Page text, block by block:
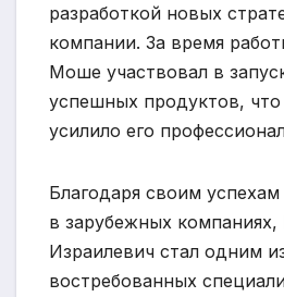
разработкой новых
компании. За время
Моше участвовал в
успешных продуктов, что
усилило его
Благодаря своим
в зарубежных
Израилевич стал одним
востребованных